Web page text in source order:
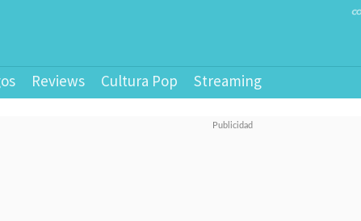
Reviews Cultura Pop Streaming